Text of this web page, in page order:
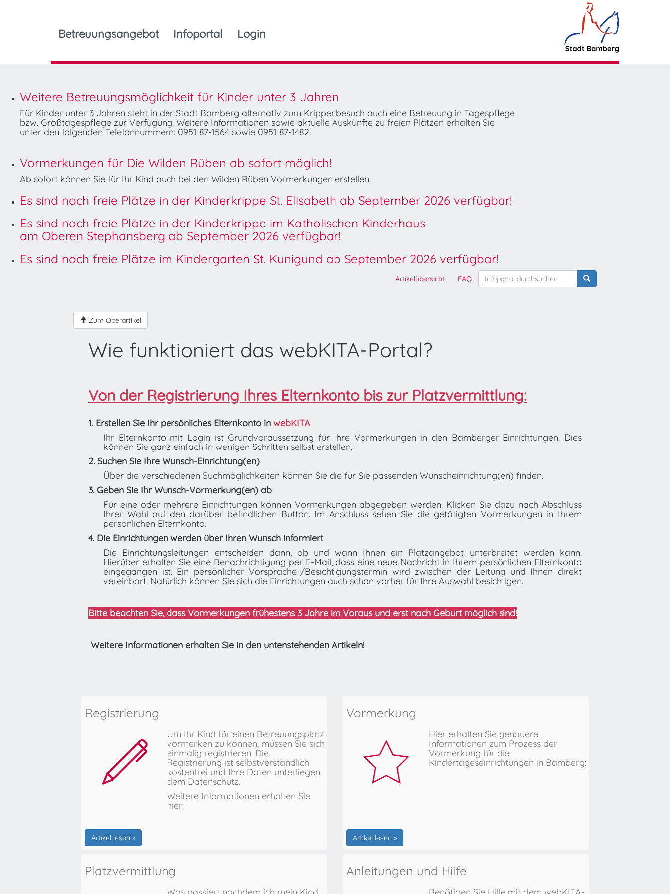
Betreuungsangebot Infoportal Login
Weitere Betreuungsmöglichkeit für Kinder unter 3 Jahren
Für Kinder unter 3 Jahren steht in der Stadt Bamberg alternativ zum Krippenbesuch auch eine Betreuung in Tagespflege
bzw. Großtagespflege zur Verfügung. Weitere Informationen sowie aktuelle Auskünfte zu freien Plätzen erhalten Sie
unter den folgenden Telefonnummern: 0951 87-1564 sowie 0951 87-1482.
Vormerkungen für Die Wilden Rüben ab sofort möglich!
Ab sofort können Sie für Ihr Kind auch bei den Wilden Rüben Vormerkungen erstellen.
Es sind noch freie Plätze in der Kinderkrippe St. Elisabeth ab September 2026 verfügbar!
Es sind noch freie Plätze in der Kinderkrippe im Katholischen Kinderhaus
am Oberen Stephansberg ab September 2026 verfügbar!
Es sind noch freie Plätze im Kindergarten St. Kunigund ab September 2026 verfügbar!
FAQ
Artikelübersicht
Zum Oberartikel
Wie funktioniert das webKITA-Portal?
Von der Registrierung Ihres Elternkonto bis zur Platzvermittlung:
1. Erstellen Sie Ihr persönliches Elternkonto in webKITA
Ihr Elternkonto mit Login ist Grundvoraussetzung für Ihre Vormerkungen in den Bamberger Einrichtungen. Dies
können Sie ganz einfach in wenigen Schritten selbst erstellen.
2. Suchen Sie Ihre Wunsch-Einrichtung(en)
Über die verschiedenen Suchmöglichkeiten können Sie die für Sie passenden Wunscheinrichtung(en) finden.
3. Geben Sie Ihr Wunsch-Vormerkung(en) ab
Für eine oder mehrere Einrichtungen können Vormerkungen abgegeben werden. Klicken Sie dazu nach Abschluss
Ihrer Wahl auf den darüber befindlichen Button. Im Anschluss sehen Sie die getätigten Vormerkungen in Ihrem
persönlichen Elternkonto.
4. Die Einrichtungen werden über Ihren Wunsch informiert
Die Einrichtungsleitungen entscheiden dann, ob und wann Ihnen ein Platzangebot unterbreitet werden kann.
Hierüber erhalten Sie eine Benachrichtigung per E-Mail, dass eine neue Nachricht in Ihrem persönlichen Elternkonto
eingegangen ist. Ein persönlicher Vorsprache-/Besichtigungstermin wird zwischen der Leitung und Ihnen direkt
vereinbart. Natürlich können Sie sich die Einrichtungen auch schon vorher für Ihre Auswahl besichtigen.
Bitte beachten Sie, dass Vormerkungen frühestens 3 Jahre im Vorausund erst nach Geburt möglich sind!
Weitere Informationen erhalten Sie in den untenstehenden Artikeln!
Registrierung
Um Ihr Kind für einen Betreuungsplatz
vormerken zu können, müssen Sie sich
einmalig registrieren. Die
Registrierung ist selbstverständlich
kostenfrei und Ihre Daten unterliegen
dem Datenschutz.
Weitere Informationen erhalten Sie
hier:
Artikel lesen »
Vormerkung
Hier erhalten Sie genauere
Informationen zum Prozess der
Vormerkung für die
Kindertageseinrichtungen in Bamberg:
Artikel lesen »
Platzvermittlung Anleitungen und Hilfe